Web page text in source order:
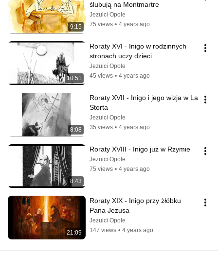
9:15
ślubują na Montmartre
Jezuici Opole
75 views • 4 years ago
10:51
Roraty XVI - Inigo w rodzinnych
stronach uczy dzieci
Jezuici Opole
45 views • 4 years ago
8:08
Roraty XVII - Inigo i jego wizja w La
Storta
Jezuici Opole
35 views • 4 years ago
8:43
Roraty XVIII - Inigo już w Rzymie
Jezuici Opole
75 views • 4 years ago
21:09
Roraty XIX - Inigo przy żłóbku
Pana Jezusa
Jezuici Opole
147 views • 4 years ago